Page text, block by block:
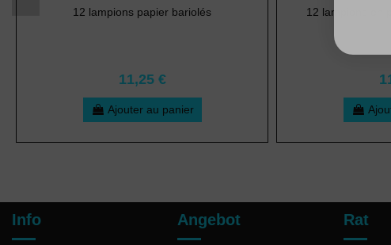
12 lampions papier bariolés
11,25 €
Ajouter au panier
12 lampions en
Info Angebot Rat